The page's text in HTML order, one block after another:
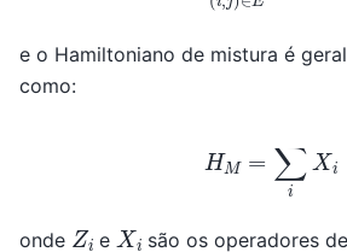
e o Hamiltoniano de mistura é
como:
H =∑ iX i
onde Zi eXi são os operadores